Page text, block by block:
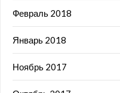
Февраль 2018
Январь 2018
Ноябрь 2017